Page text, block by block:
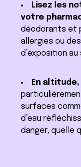
Lisez les
votre
déodorants et
allergies ou
d’exposition au
En
surfaces
d’eau
danger, quelle